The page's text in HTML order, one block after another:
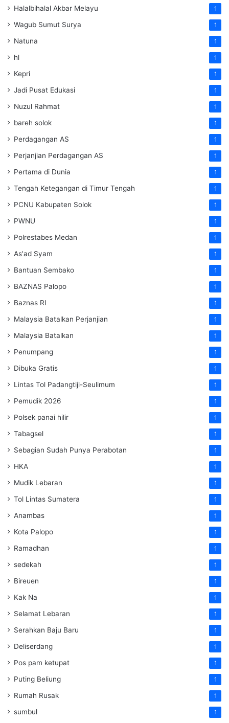
Halalbihalal Akbar Melayu 1
Wagub Sumut Surya 1
Natuna 1
hl 1
Kepri 1
Jadi Pusat Edukasi 1
Nuzul Rahmat 1
bareh solok 1
Perdagangan AS 1
Perjanjian Perdagangan AS 1
Pertama di Dunia 1
Tengah Ketegangan di Timur Tengah 1
PCNU Kabupaten Solok 1
PWNU 1
Polrestabes Medan 1
As'ad Syam 1
Bantuan Sembako 1
BAZNAS Palopo 1
Baznas RI 1
Malaysia Batalkan Perjanjian 1
Malaysia Batalkan 1
Penumpang 1
Dibuka Gratis 1
Lintas Tol Padangtiji-Seulimum 1
Pemudik 2026 1
Polsek panai hilir 1
Tabagsel 1
Sebagian Sudah Punya Perabotan 1
HKA 1
Mudik Lebaran 1
Tol Lintas Sumatera 1
Anambas 1
Kota Palopo 1
Ramadhan 1
sedekah 1
Bireuen 1
Kak Na 1
Selamat Lebaran 1
Serahkan Baju Baru 1
Deliserdang 1
Pos pam ketupat 1
Puting Beliung 1
Rumah Rusak 1
sumbul 1